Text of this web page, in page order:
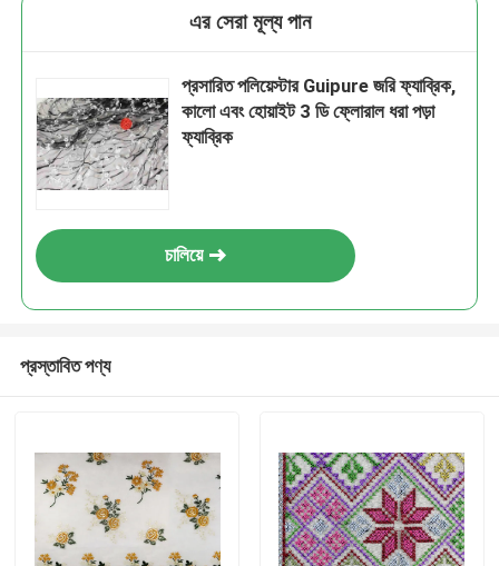
এর সেরা মূল্য পান
প্রসারিত পলিয়েস্টার Guipure জরি ফ্যাব্রিক,
কালো এবং হোয়াইট 3 ডি ফ্লোরাল ধরা পড়া
ফ্যাব্রিক
চালিয়ে
প্রস্তাবিত পণ্য